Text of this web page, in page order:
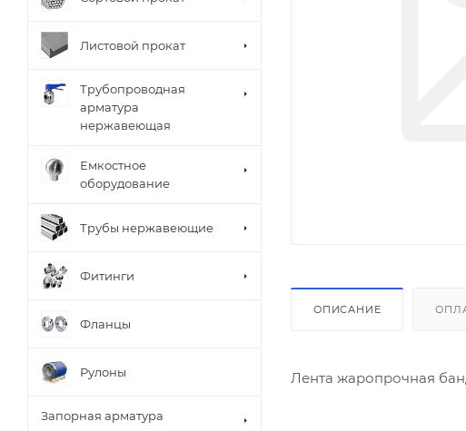
ОПИСАНИЕ
Лента жаропрочная
Листовой прокат
Трубопроводная
арматура
нержавеющая
Емкостное
оборудование
Трубы нержавеющие
Фитинги
Фланцы
Рулоны
Запорная арматура